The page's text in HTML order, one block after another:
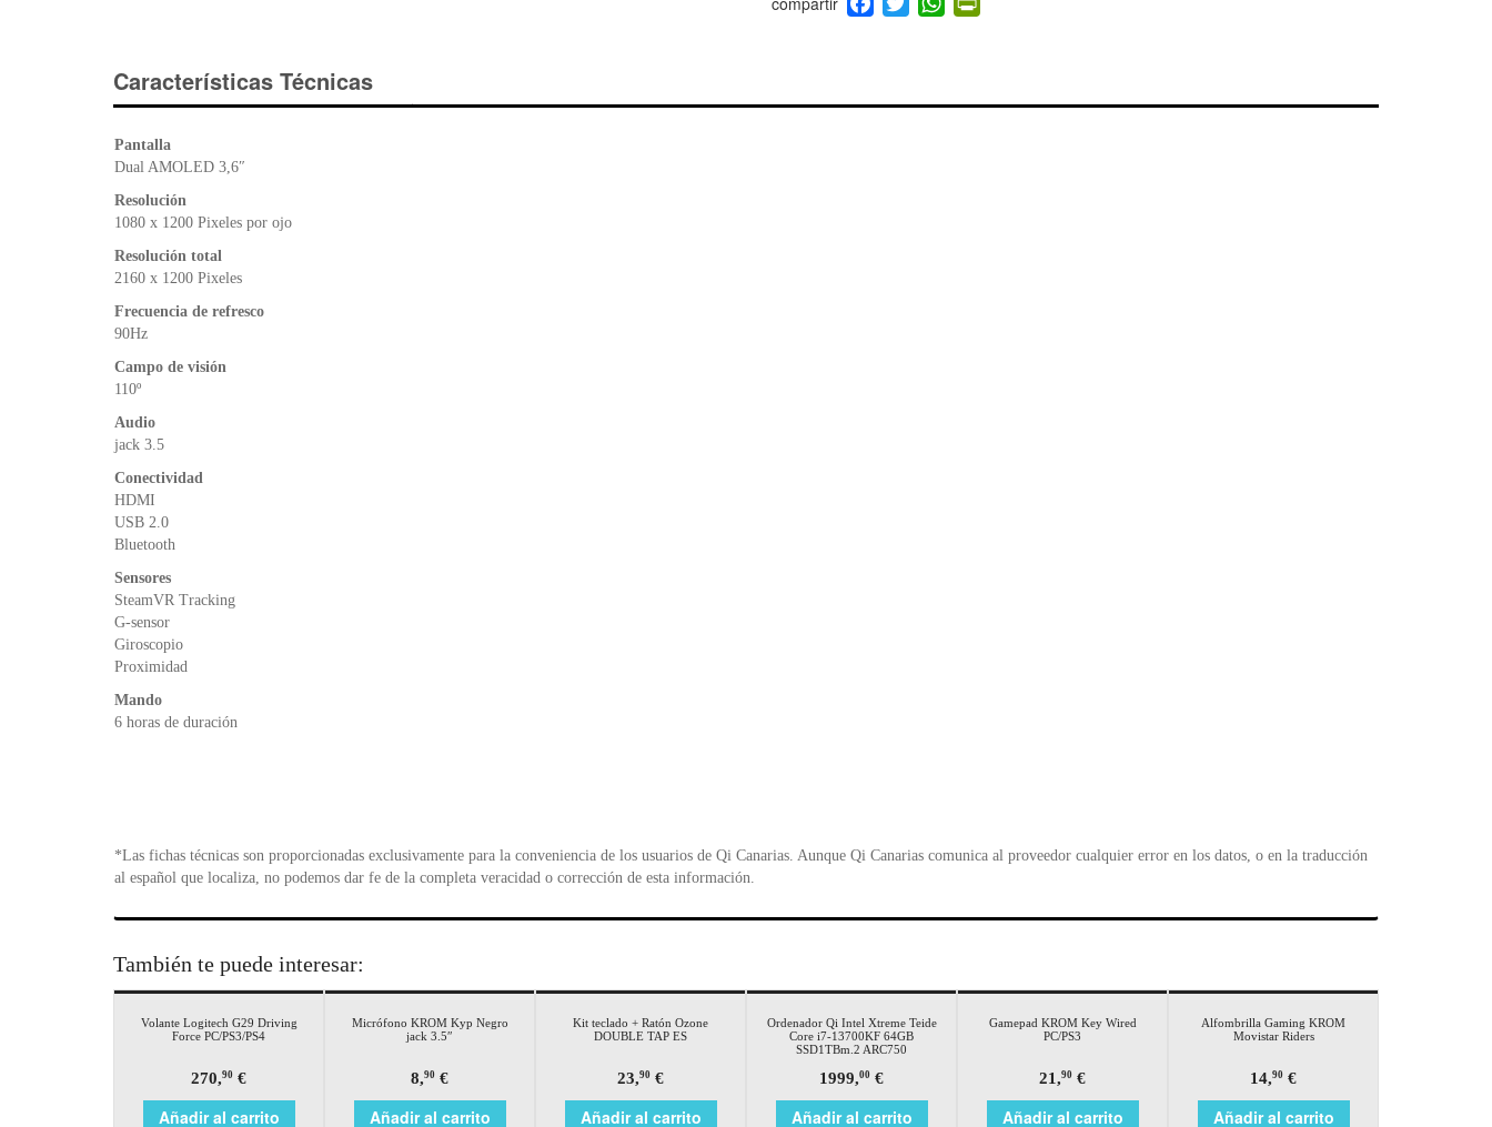
a
b
wi h
A
in
e
Características Técnicas
Pantalla
Dual AMOLED 3,6″
Resolución
1080 x 1200 Pixeles por ojo
Resolución total
2160 x 1200 Pixeles
Frecuencia de refresco
90Hz
Campo de visión
110º
Audio
jack 3.5
Conectividad
HDMI
USB 2.0
Bluetooth
Sensores
SteamVR Tracking
G-sensor
Giroscopio
Proximidad
Mando
6 horas de duración
*Las fichas técnicas son proporcionadas exclusivamente para la conveniencia de los usuarios de Qi Canarias. Aunque Qi Canarias comunica al proveedor cualquier error en los datos, o en la traducción
al español que localiza, no podemos dar fe de la completa veracidad o corrección de esta información.
También te puede interesar:
Volante Logitech G29 Driving
Force PC/PS3/PS4
270,90 €
Añadir al carrito
Micrófono KROM Kyp Negro
jack 3.5″
8,90 €
Añadir al carrito
Kit teclado + Ratón Ozone
DOUBLE TAP ES
23,90 €
Añadir al carrito
Ordenador Qi Intel Xtreme Teide
Core i7-13700KF 64GB
SSD1TBm.2 ARC750
1999,00 €
Añadir al carrito
Gamepad KROM Key Wired
PC/PS3
21,90 €
Añadir al carrito
Alfombrilla Gaming KROM
Movistar Riders
14,90 €
Añadir al carrito